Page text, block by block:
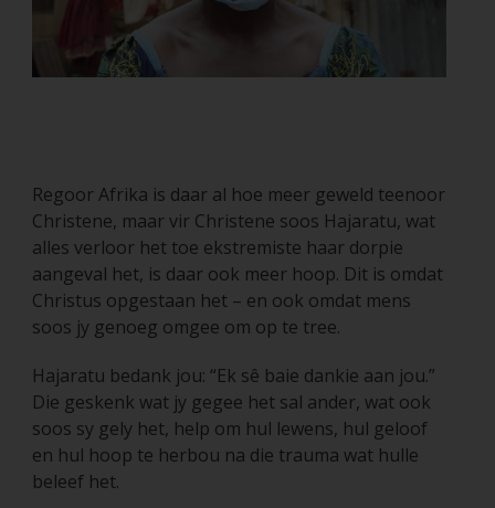
Regoor Afrika is daar al hoe meer geweld teenoor
Christene, maar vir Christene soos Hajaratu, wat
alles verloor het toe ekstremiste haar dorpie
aangeval het, is daar ook meer hoop. Dit is omdat
Christus opgestaan het – en ook omdat mens
soos jy genoeg omgee om op te tree.
Hajaratu bedank jou: “Ek sê baie dankie aan jou.”
Die geskenk wat jy gegee het sal ander, wat ook
soos sy gely het, help om hul lewens, hul geloof
en hul hoop te herbou na die trauma wat hulle
beleef het.